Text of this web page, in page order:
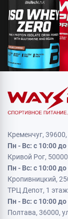
Кременчуг,
Пн - Вс: с 10:00
Кривой Рог,
Пн - Вс: с 10:00
Кропивницкий,
ТРЦ Депот, 1 этаж
Пн - Вс: с 10:00
Полтава, 36000,